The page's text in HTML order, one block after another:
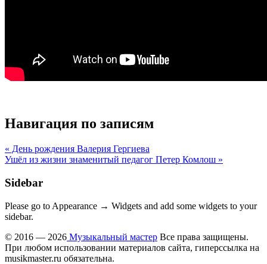
Навигация по записям
« День рождения Валерия Гергиева
Ушёл из жизни знаменитый педагог Петер Комлош »
Sidebar
Please go to Appearance → Widgets and add some widgets to your
sidebar.
© 2016 — 2026 Музыкальный мастер Все права защищены.
При любом использовании материалов сайта, гиперссылка на
musikmaster.ru обязательна.